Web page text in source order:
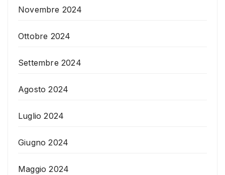
Novembre 2024
Ottobre 2024
Settembre 2024
Agosto 2024
Luglio 2024
Giugno 2024
Maggio 2024